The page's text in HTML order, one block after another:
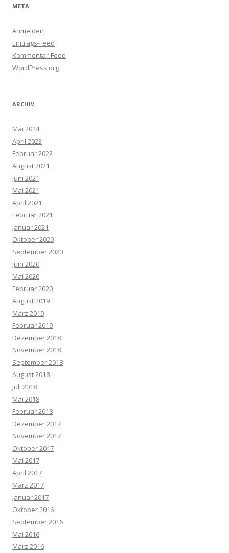
META
Anmelden
Eintrags-Feed
Kommentar-Feed
WordPress.org
ARCHIV
Mai 2024
April 2023
Februar 2022
August 2021
Juni 2021
Mai 2021
April 2021
Februar 2021
Januar 2021
Oktober 2020
September 2020
Juni 2020
Mai 2020
Februar 2020
August 2019
März 2019
Februar 2019
Dezember 2018
November 2018
September 2018
August 2018
Juli 2018
Mai 2018
Februar 2018
Dezember 2017
November 2017
Oktober 2017
Mai 2017
April 2017
März 2017
Januar 2017
Oktober 2016
September 2016
Mai 2016
März 2016